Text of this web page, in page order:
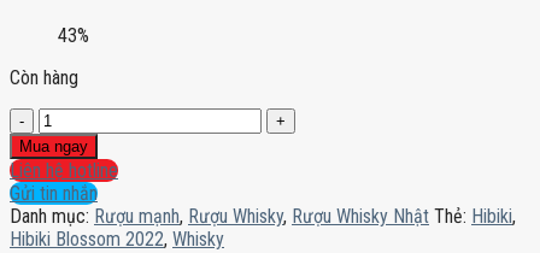
43%
Còn hàng
Hibiki
Blossom
2022
số
lượng
Mua ngay
Liên hệ hotline
Gửi tin nhắn
Danh mục: Rượu mạnh, Rượu Whisky, Rượu Whisky Nhật Thẻ: Hibiki,
Hibiki Blossom 2022, Whisky